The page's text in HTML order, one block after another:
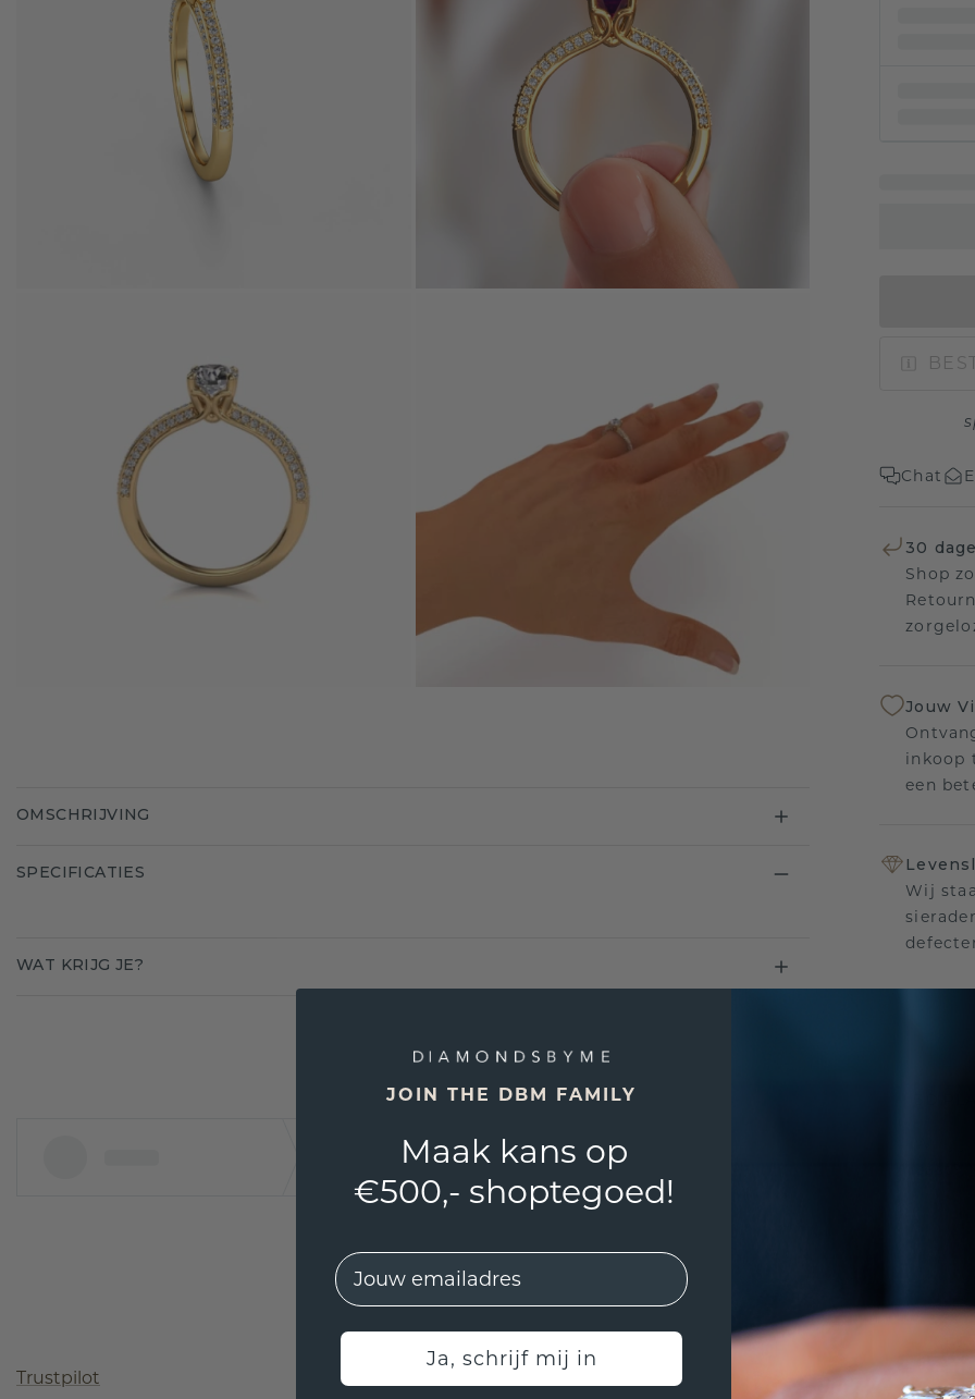
Chat
30
Shop
Jouw
inkoop
een
Wij
Wil
OMSCHRIJVING
SPECIFICATIES
WAT KRIJG JE?
Trustpilot
JOIN THE DBM FAMILY
Maak kans op
€500,- shoptegoed!
EMail
Ja, schrijf mij in